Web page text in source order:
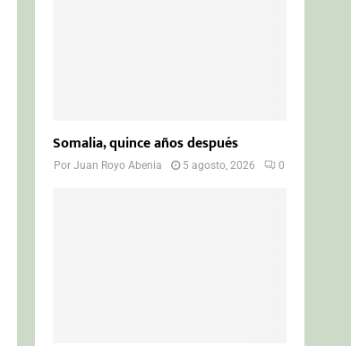
Somalia, quince años después
PorJuan Royo Abenia 5 agosto, 2026 0